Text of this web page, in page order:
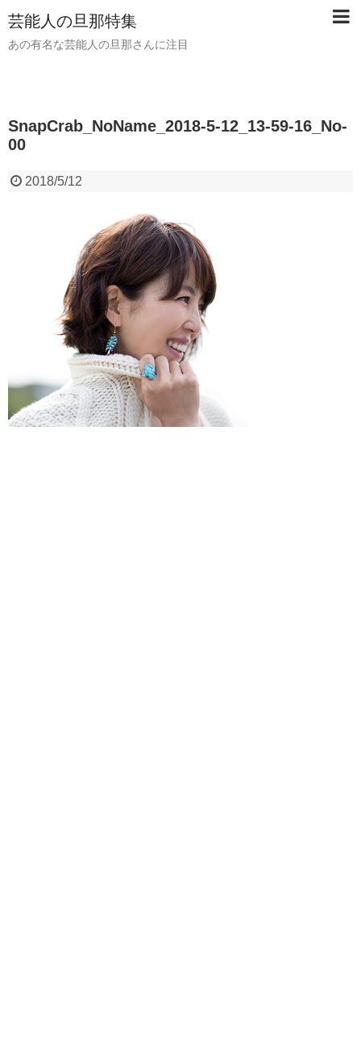
芸能人の旦那特集
あの有名な芸能人の旦那さんに注目
SnapCrab_NoName_2018-5-12_13-59-16_No-
00
2018/5/12